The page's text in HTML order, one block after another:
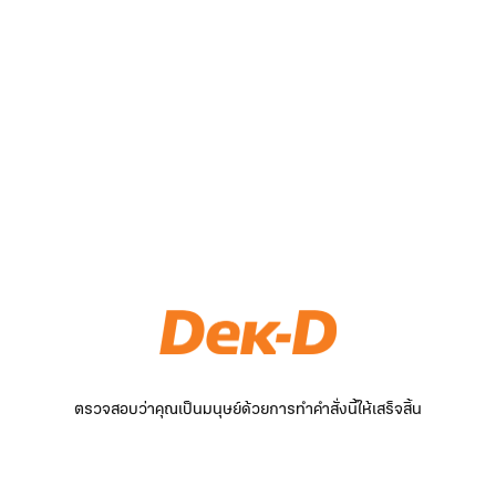
ตรวจสอบว่าคุณเป็นมนุษย์ด้วยการทำคำสั่งนี้ให้เสร็จสิ้น